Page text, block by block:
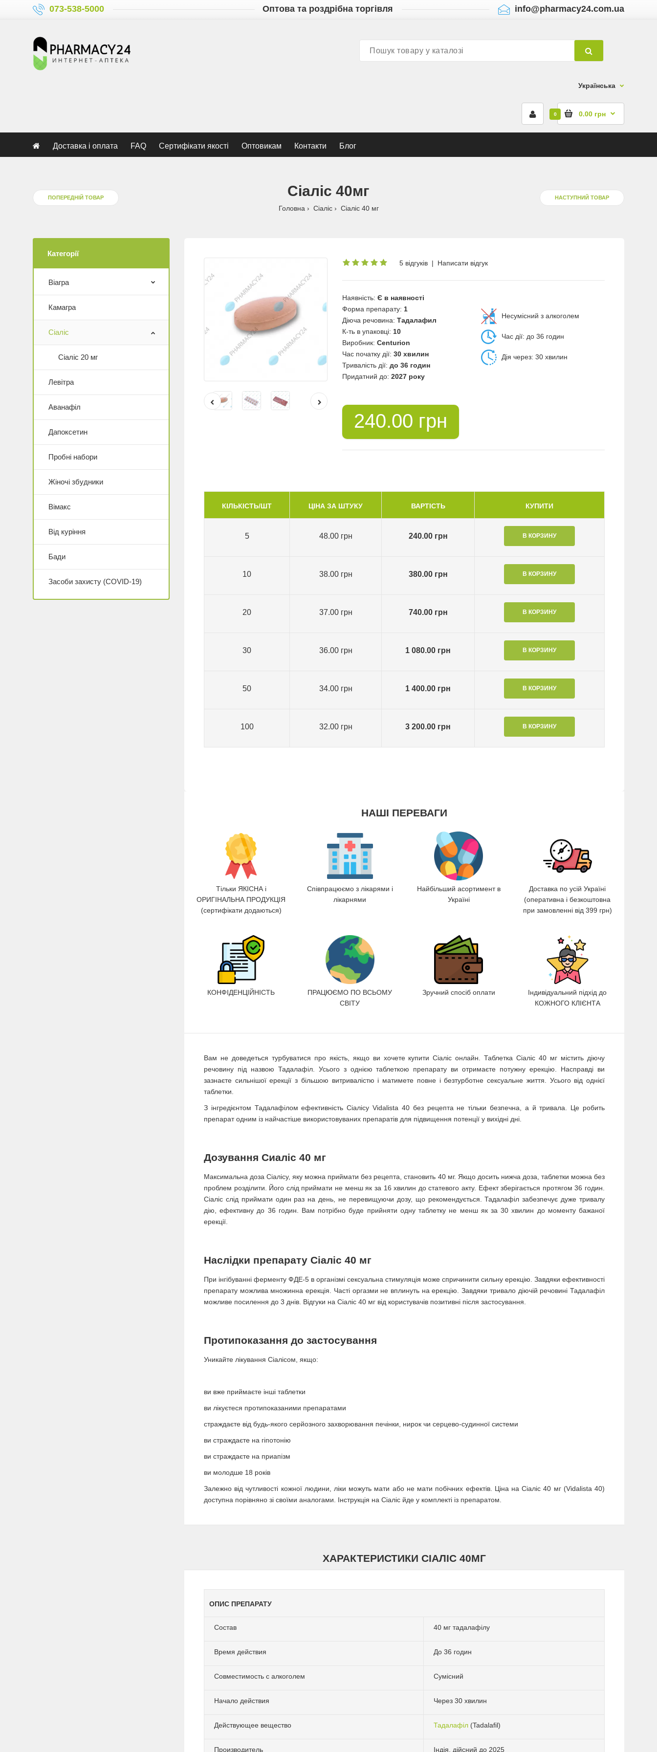
073-538-5000 Оптова та роздрібна торгівля info@pharmacy24.com.ua
Українська
0 0.00 грн
Доставка і оплата FAQ Сертифікати якості Оптовикам Контакти Блог
ПОПЕРЕДНІЙ ТОВАР Сіаліс 40мг
Головна Сіаліс Сіаліс 40 мг
НАСТУПНИЙ ТОВАР
Категорії
Віагра
Камагра
Сіаліс
Сіаліс 20 мг
Левітра
Аванафіл
Дапоксетин
Пробні набори
Жіночі збудники
Вімакс
Від куріння
Бади
Засоби захисту (COVID-19)
5 відгуків | Написати відгук
Наявність: Є в наявності
Форма препарату: 1
Діюча речовина: Тадалафил
К-ть в упаковці: 10
Виробник: Centurion
Час початку дії: 30 хвилин
Тривалість дії: до 36 годин
Придатний до: 2027 року
Несумісний з алкоголем
Час дії: до 36 годин
Дія через: 30 хвилин
240.00 грн
КІЛЬКІСТЬ/ШТ ЦІНА ЗА ШТУКУ ВАРТІСТЬ КУПИТИ
5 48.00 грн 240.00 грн
10 38.00 грн 380.00 грн
20 37.00 грн 740.00 грн
30 36.00 грн 1 080.00 грн
50 34.00 грн 1 400.00 грн
100 32.00 грн 3 200.00 грн
НАШІ ПЕРЕВАГИ
Тільки ЯКІСНА і
ОРИГІНАЛЬНА ПРОДУКЦІЯ
(сертифікати додаються)
Співпрацюємо з лікарями і
лікарнями
Найбільший асортимент в
Україні
Доставка по усій Україні
(оперативна і безкоштовна
при замовленні від 399 грн)
КОНФІДЕНЦІЙНІСТЬ
ПРАЦЮЄМО ПО ВСЬОМУ
СВІТУ
Зручний спосіб оплати
Індивідуальний підхід до
КОЖНОГО КЛІЄНТА
Вам не доведеться турбуватися про якість, якщо ви хочете купити Сіаліс онлайн. Таблетка Сіаліс 40 мг містить діючу
речовину під назвою Тадалафіл. Усього з однією таблеткою препарату ви отримаєте потужну ерекцію. Насправді ви
зазнаєте сильнішої ерекції з більшою витривалістю і матимете повне і безтурботне сексуальне життя. Усього від однієї
таблетки.
З інгредієнтом Тадалафілом ефективність Сіалісу Vidalista 40 без рецепта не тільки безпечна, а й тривала. Це робить
препарат одним із найчастіше використовуваних препаратів для підвищення потенції у вихідні дні.
Дозування Сиаліс 40 мг
Максимальна доза Сіалісу, яку можна приймати без рецепта, становить 40 мг. Якщо досить нижча доза, таблетки можна без
проблем розділити. Його слід приймати не менш як за 16 хвилин до статевого акту. Ефект зберігається протягом 36 годин.
Сіаліс слід приймати один раз на день, не перевищуючи дозу, що рекомендується. Тадалафіл забезпечує дуже тривалу
дію, ефективну до 36 годин. Вам потрібно буде прийняти одну таблетку не менш як за 30 хвилин до моменту бажаної
ерекції.
Наслідки препарату Сіаліс 40 мг
При інгібуванні ферменту ФДЕ-5 в організмі сексуальна стимуляція може спричинити сильну ерекцію. Завдяки ефективності
препарату можлива множинна ерекція. Часті оргазми не вплинуть на ерекцію. Завдяки тривало діючій речовині Тадалафіл
можливе посилення до 3 днів. Відгуки на Сіаліс 40 мг від користувачів позитивні після застосування.
Протипоказання до застосування
Уникайте лікування Сіалісом, якщо:
ви вже приймаєте інші таблетки
ви лікуєтеся протипоказаними препаратами
страждаєте від будь-якого серйозного захворювання печінки, нирок чи серцево-судинної системи
ви страждаєте на гіпотонію
ви страждаєте на приапізм
ви молодше 18 років
Залежно від чутливості кожної людини, ліки можуть мати або не мати побічних ефектів. Ціна на Сіаліс 40 мг (Vidalista 40)
доступна порівняно зі своїми аналогами. Інструкція на Сіаліс йде у комплекті із препаратом.
ХАРАКТЕРИСТИКИ СІАЛІС 40МГ
ОПИС ПРЕПАРАТУ
Состав 40 мг тадалафілу
Время действия До 36 годин
Совместимость с алкоголем Сумісний
Начало действия Через 30 хвилин
Действующее вещество Тадалафіл (Tadalafil)
Производитель Індія, дійсний до 2025